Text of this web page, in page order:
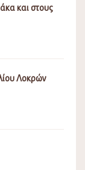
και στους
Λοκρών